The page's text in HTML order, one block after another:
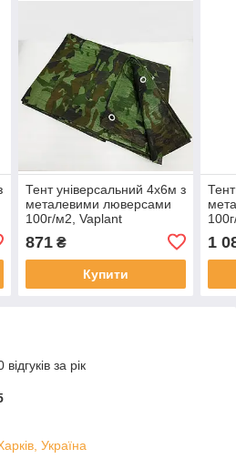
Тент універсальний 4х6м з
металевими люверсами
100г/м2, Vaplant
871₴
Купити
1
за рік
Україна